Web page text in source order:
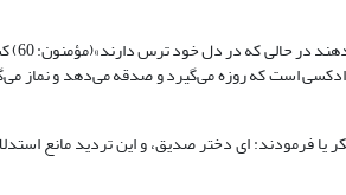
- روایت اول از عایشه است که
دختر صدیق، بلکه مرادکسی است که روزه می‌گیرد و صدقه می‌دهد و نماز
تردید دارد که آیا پیامبر6به او فرمودند: ای دختر ابابکر یا فرمودند: ای دختر صدیق، و این تردید